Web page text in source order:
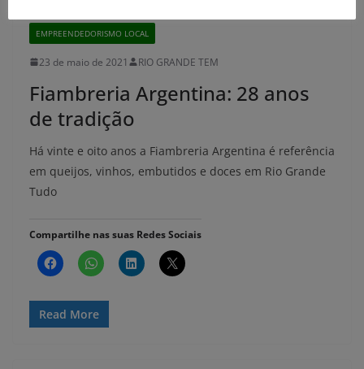
EMPREENDEDORISMO LOCAL
23 de maio de 2021 RIO GRANDE TEM
Fiambreria Argentina: 28 anos
de tradição
Há vinte e oito anos a Fiambreria Argentina é referência
em queijos, vinhos, embutidos e doces em Rio Grande
Tudo
Compartilhe nas suas Redes Sociais
Read More